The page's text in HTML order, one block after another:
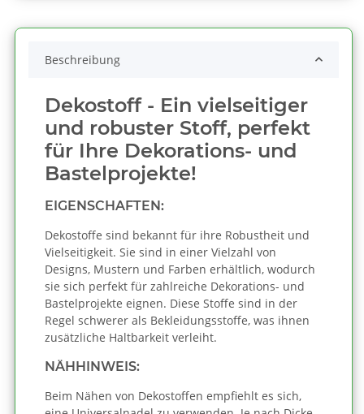
Beschreibung
Dekostoff - Ein vielseitiger
und robuster Stoff, perfekt
für Ihre Dekorations- und
Bastelprojekte!
EIGENSCHAFTEN:
Dekostoffe sind bekannt für ihre Robustheit und
Vielseitigkeit. Sie sind in einer Vielzahl von
Designs, Mustern und Farben erhältlich, wodurch
sie sich perfekt für zahlreiche Dekorations- und
Bastelprojekte eignen. Diese Stoffe sind in der
Regel schwerer als Bekleidungsstoffe, was ihnen
zusätzliche Haltbarkeit verleiht.
NÄHHINWEIS:
Beim Nähen von Dekostoffen empfiehlt es sich,